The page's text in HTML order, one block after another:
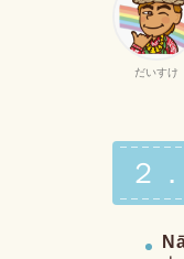
だいすけ
２